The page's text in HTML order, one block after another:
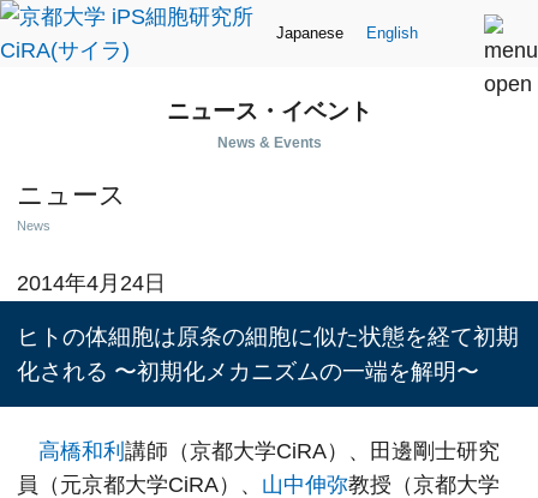
Japanese English
ニュース・イベント
News & Events
ニュース
News
2014年4月24日
ヒトの体細胞は原条の細胞に似た状態を経て初期
化される 〜初期化メカニズムの一端を解明〜
高橋和利講師（京都大学CiRA）、田邊剛士研究
員（元京都大学CiRA）、 山中伸弥教授（京都大学